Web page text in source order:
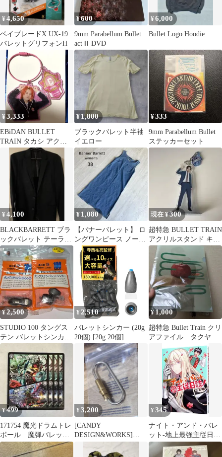
¥4,650
ベイブレードX UX-19
バレットグリフォンH
¥600
9mm Parabellum Bullet
actⅢ DVD
¥6,000
Bullet Logo Hoodie
¥3,333
EBiDAN BULLET
TRAIN タカシ アクリ
ルキーホルダー
¥ 1,800
ブラックバレット半袖
イエロー
¥333
9mm Parabellum Bullet
ステッカーセット
¥4,100
BLACKBARRETT ブラ
ックバレット テーラー
ドジャケット ブラック
無地
¥ 1,080
【バナーバレット】 ロ
ングワンピース ノース
リーブ デニムブルー ポ
ケット付き
現在 ¥300
超特急 BULLET TRAIN
アクリルスタンド キー
ホルダー
¥2,500
STUDIO 100 タングス
テン バレットシンカー
1oz 28g 2袋
¥ 2,510
バレットシンカー (20g
20個) [20g 20個]
¥ 1,000
超特急 Bullet Train クリ
アファイル タクヤ
¥499
171754 魔光ドラムトレ
ボール 魔弾バレット
バイス
¥3,200
[CANDY
DESIGN&WORKS]
¥345
ナイト・アンド・バレ
ット-地上最強主従日
誌-／三上敬